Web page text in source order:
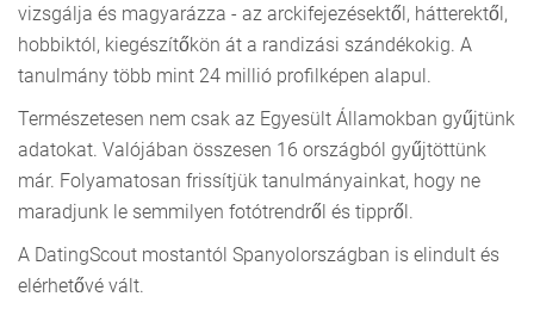
vizsgálja és magyarázza - az arckifejezésektől, hátterektől,
hobbiktól, kiegészítőkön át a randizási szándékokig. A
tanulmány több mint 24 millió profilképen alapul.
Természetesen nem csak az Egyesült Államokban gyűjtünk
adatokat. Valójában összesen 16 országból gyűjtöttünk
már. Folyamatosan frissítjük tanulmányainkat, hogy ne
maradjunk le semmilyen fotótrendről és tippről.
A DatingScout mostantól Spanyolországban is elindult és
elérhetővé vált.